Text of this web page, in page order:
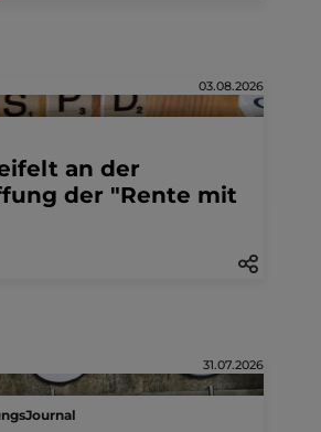
03.08.2026
an der
der "Rente mit
31.07.2026